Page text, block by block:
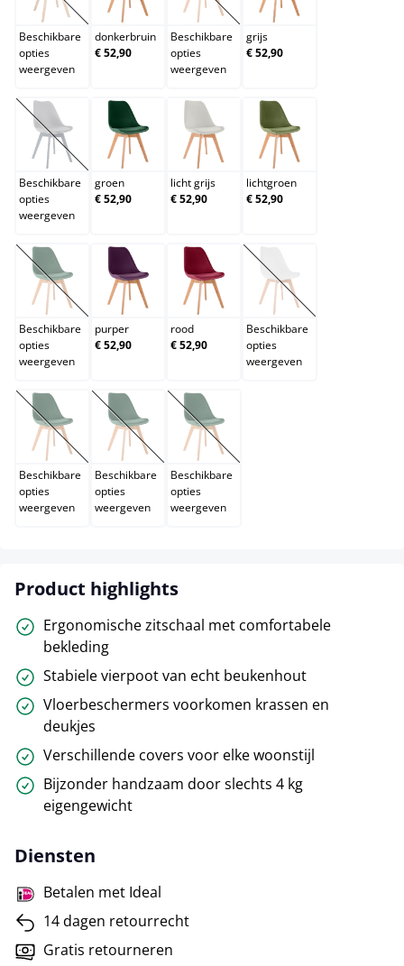
Beschikbare
opties
weergeven
donkerbruin
€ 52,90
Beschikbare
opties
weergeven
grijs
€ 52,90
grijs/grijs
(Deze optie is momenteel niet beschikbaar.)
Beschikbare
opties
weergeven
groen
groen
€ 52,90
licht grijs
licht grijs
€ 52,90
lichtgroen
lichtgroen
€ 52,90
oranje
(Deze optie is momenteel niet beschikbaar.)
Beschikbare
opties
weergeven
purper
purper
€ 52,90
rood
rood
€ 52,90
wit
(Deze optie is
Beschikbare
opties
weergeven
wit/wit
(Deze optie is momenteel niet beschikbaar.)
Beschikbare
opties
weergeven
zwart
(Deze optie is momenteel niet beschikbaar.)
Beschikbare
opties
weergeven
zwart/zwart
(Deze optie is momenteel niet
Beschikbare
opties
weergeven
Product highlights
Ergonomische zitschaal met comfortabele
bekleding
Stabiele vierpoot van echt beukenhout
Vloerbeschermers voorkomen krassen en
deukjes
Verschillende covers voor elke woonstijl
Bijzonder handzaam door slechts 4 kg
eigengewicht
Diensten
Betalen met Ideal
14 dagen retourrecht
Gratis retourneren